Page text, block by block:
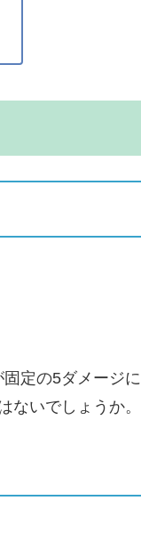
定の5ダメージに
ないでしょうか。